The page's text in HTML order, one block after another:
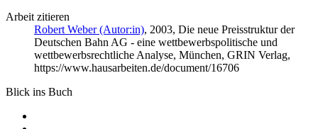
Arbeit zitieren
Robert Weber (Autor:in), 2003, Die neue Preisstruktur der
Deutschen Bahn AG - eine wettbewerbspolitische und
wettbewerbsrechtliche Analyse, München, GRIN Verlag,
https://www.hausarbeiten.de/document/16706
Blick ins Buch